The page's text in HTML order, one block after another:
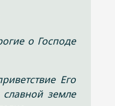
о Господе
Его
земле